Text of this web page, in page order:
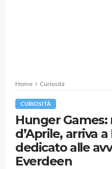
Home Curiosità
CURIOSITÀ
Hunger Games:
d’Aprile, arriva
dedicato alle
Everdeen